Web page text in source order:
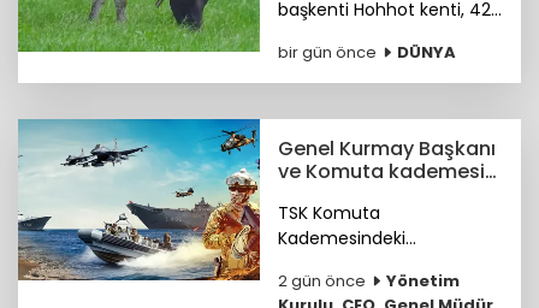
başkenti Hohhot kenti, 42
büyüklüğündeki süt
ürünleri sektörüyle “Dünya
ünvanını kazandı.
bir gün önce DÜNYA
Genel Kurmay Başkanı
ve Komuta kademesi
TSK Komuta
Kademesindeki
haberimizde...
2 gün önce
Yönetim